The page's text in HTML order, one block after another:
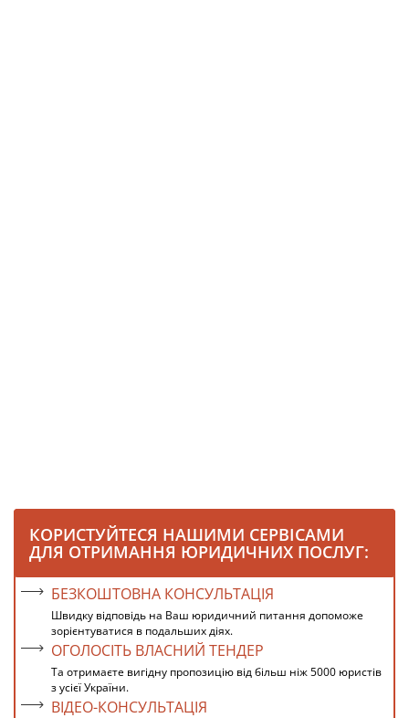
КОРИСТУЙТЕСЯ НАШИМИ СЕРВІСАМИ
ДЛЯ ОТРИМАННЯ ЮРИДИЧНИХ ПОСЛУГ:
БЕЗКОШТОВНА КОНСУЛЬТАЦІЯ
Швидку відповідь на Ваш юридичний питання допоможе
зорієнтуватися в подальших діях.
ОГОЛОСІТЬ ВЛАСНИЙ ТЕНДЕР
Та отримаєте вигідну пропозицію від більш ніж 5000 юристів
з усієї України.
ВІДЕО-КОНСУЛЬТАЦІЯ